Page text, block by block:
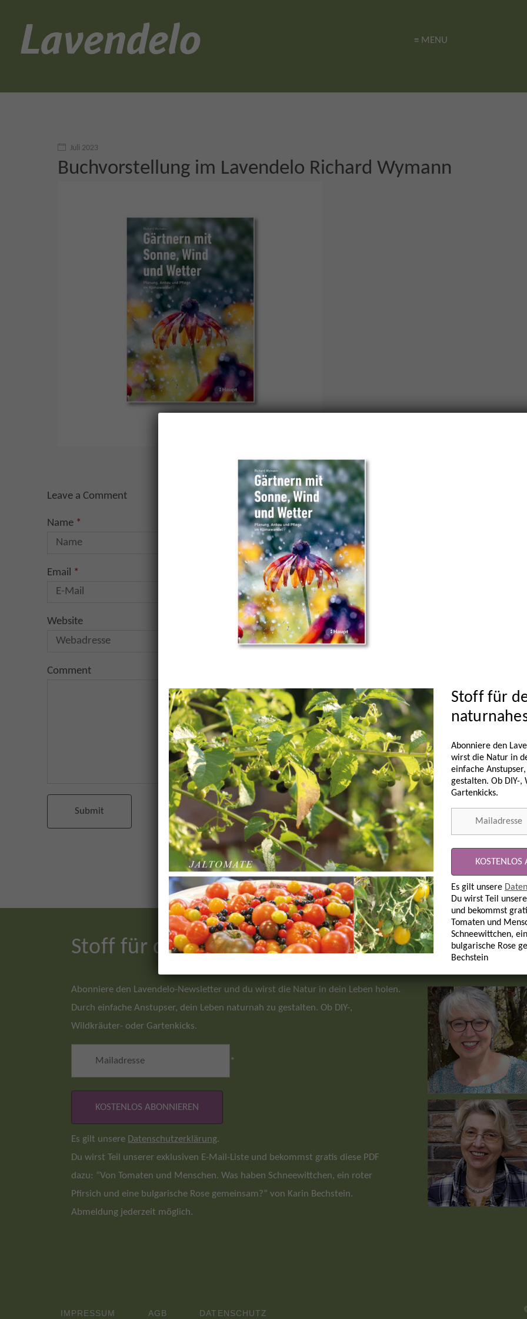
≡ MENU
Juli 2023
Buchvorstellung im Lavendelo Richard Wymann
Leave a Comment
Name *
Email *
Website
Comment
Wir &
Stoff für dein naturnahes Leben
Abonniere den Lavendelo-Newsletter und du wirst die Natur in dein Leben holen.
Durch einfache Anstupser, dein Leben naturnah zu gestalten. Ob DIY-,
Wildkräuter- oder Gartenkicks.
*
Es gilt unsere Datenschutzerklärung.
Du wirst Teil unserer exklusiven E-Mail-Liste und bekommst gratis diese PDF
dazu: “Von Tomaten und Menschen. Was haben Schneewittchen, ein roter
Pfirsich und eine bulgarische Rose gemeinsam?” von Karin Bechstein.
Abmeldung jederzeit möglich.
IMPRESSUM AGB DATENSCHUTZ
Stoff für
Abonniere den
wirst die Natur in
einfache
gestalten. Ob DIY-
Gartenkicks.
Es gilt unsere
Du wirst Teil
und bekommst
Tomaten und
Schneewittchen,
bulgarische Rose
Bechstein